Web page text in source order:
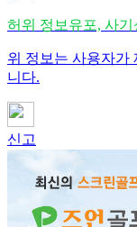
허위 정보유포, 사
위 정보는 사용자가
니다.
신고